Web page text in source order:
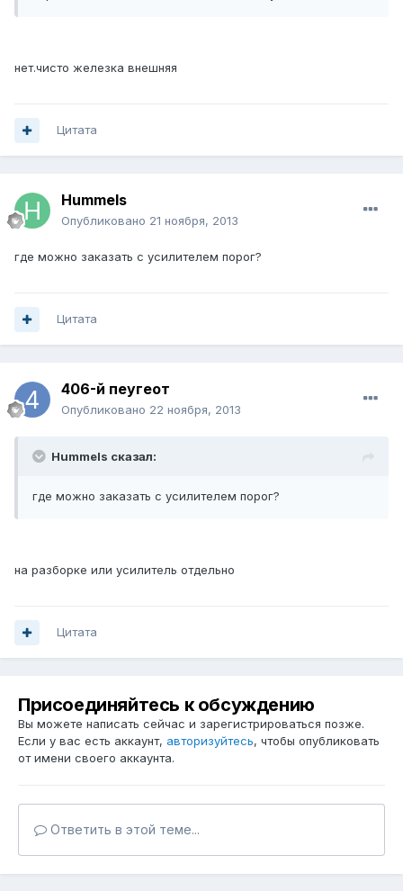
нет.чисто железка внешняя
Цитата
Hummels
Опубликовано 21 ноября, 2013
где можно заказать с усилителем порог?
Цитата
406-й пеугеот
Опубликовано 22 ноября, 2013
Hummels сказал:
где можно заказать с усилителем порог?
на разборке или усилитель отдельно
Цитата
Присоединяйтесь к обсуждению
Вы можете написать сейчас и зарегистрироваться позже.
Если у вас есть аккаунт, авторизуйтесь, чтобы опубликовать
от имени своего аккаунта.
Ответить в этой теме...